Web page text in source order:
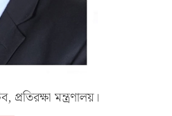
মন্ত্রণালয়।